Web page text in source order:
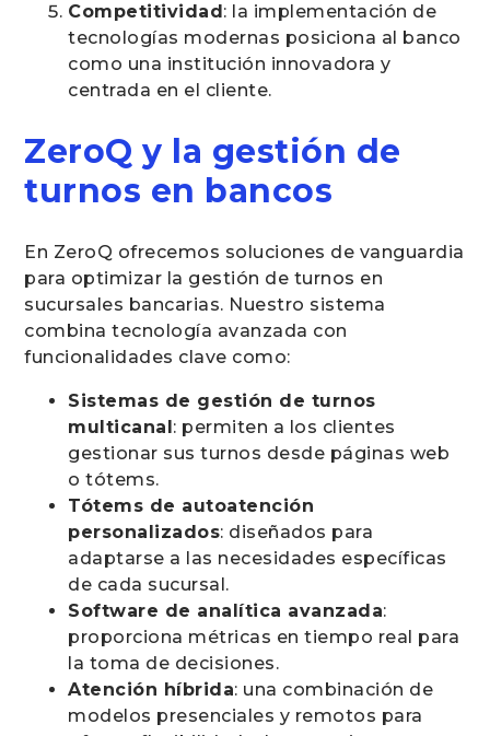
Competitividad: la implementación de
tecnologías modernas posiciona al banco
como una institución innovadora y
centrada en el cliente.
ZeroQ y la gestión de
turnos en bancos
En ZeroQ ofrecemos soluciones de vanguardia
para optimizar la gestión de turnos en
sucursales bancarias. Nuestro sistema
combina tecnología avanzada con
funcionalidades clave como:
Sistemas de gestión de turnos
multicanal: permiten a los clientes
gestionar sus turnos desde páginas web
o tótems.
Tótems de autoatención
personalizados: diseñados para
adaptarse a las necesidades específicas
de cada sucursal.
Software de analítica avanzada:
proporciona métricas en tiempo real para
la toma de decisiones.
Atención híbrida: una combinación de
modelos presenciales y remotos para